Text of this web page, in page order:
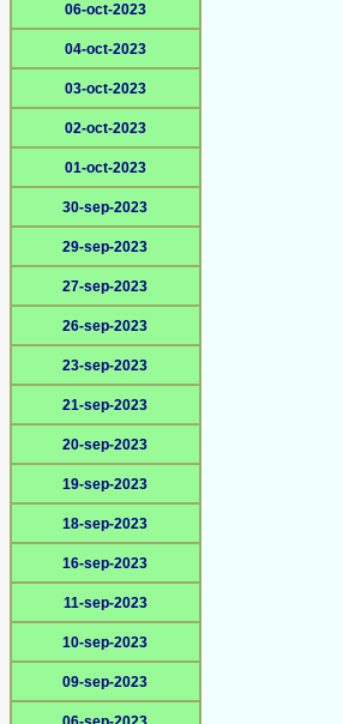
06-oct-2023
04-oct-2023
03-oct-2023
02-oct-2023
01-oct-2023
30-sep-2023
29-sep-2023
27-sep-2023
26-sep-2023
23-sep-2023
21-sep-2023
20-sep-2023
19-sep-2023
18-sep-2023
16-sep-2023
11-sep-2023
10-sep-2023
09-sep-2023